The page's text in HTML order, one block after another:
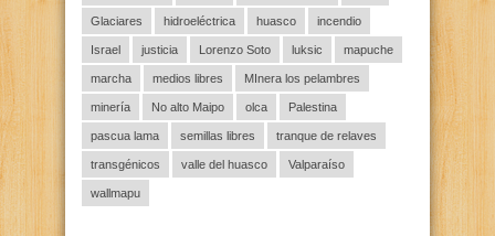
Glaciares hidroeléctrica huasco incendio
Israel justicia Lorenzo Soto luksic mapuche
marcha medios libres MInera los pelambres
minería No alto Maipo olca Palestina
pascua lama semillas libres tranque de relaves
transgénicos valle del huasco Valparaíso
wallmapu